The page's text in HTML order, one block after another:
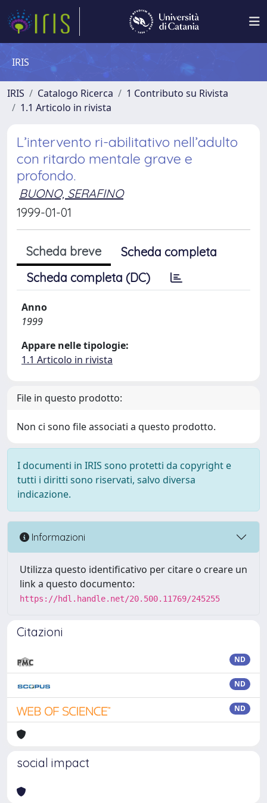
IRIS
IRIS Catalogo Ricerca
1 Contributo su Rivista
1.1 Articolo in rivista
L’intervento ri-abilitativo nell’adulto
con ritardo mentale grave e
profondo.
BUONO, SERAFINO
1999-01-01
Scheda breve
Scheda completa
Scheda completa (DC)
Anno
1999
Appare nelle tipologie:
1.1 Articolo in rivista
File in questo prodotto:
Non ci sono file associati a questo prodotto.
I documenti in IRIS sono protetti da copyright e
tutti i diritti sono riservati, salvo diversa
indicazione.
Informazioni
Utilizza questo identificativo per citare o creare un
link a questo documento:
https://hdl.handle.net/20.500.11769/245255
Citazioni
ND
ND
ND
social impact